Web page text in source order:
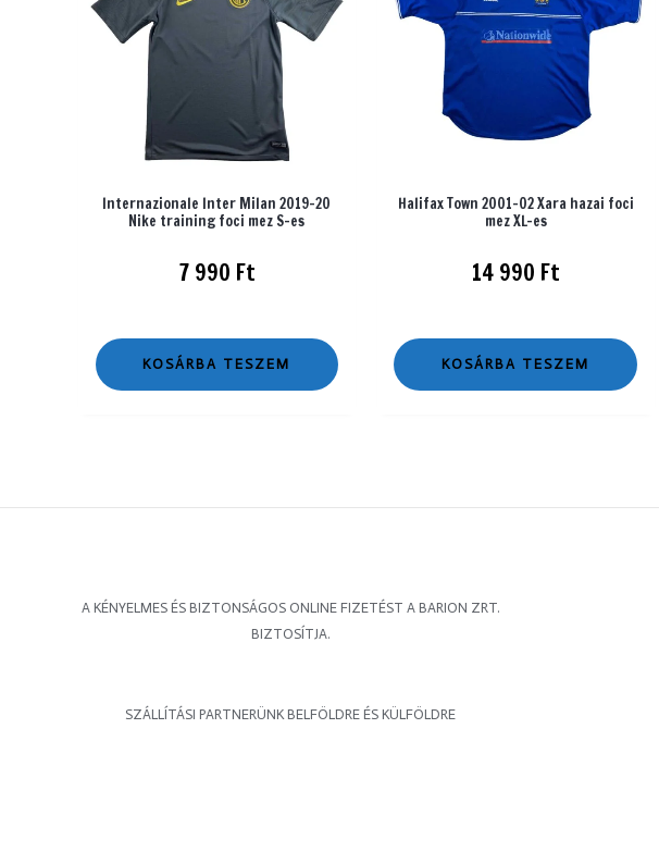
Internazionale Inter Milan 2019-20
Nike training foci mez S-es
7 990 Ft
KOSÁRBA TESZEM
Halifax Town 2001-02 Xara hazai foci
mez XL-es
14 990 Ft
KOSÁRBA TESZEM
A KÉNYELMES ÉS BIZTONSÁGOS ONLINE FIZETÉST A BARION ZRT.
BIZTOSÍTJA.
SZÁLLÍTÁSI PARTNERÜNK BELFÖLDRE ÉS KÜLFÖLDRE